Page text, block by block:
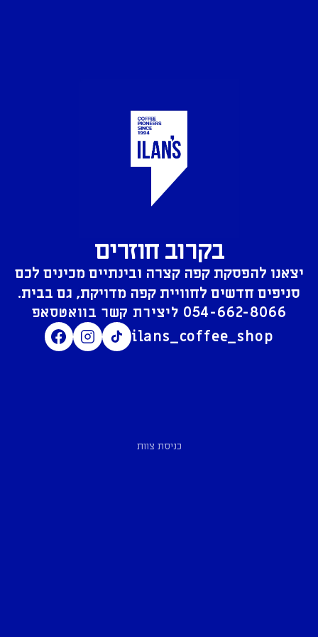
בקרוב חוזרים
יצאנו להפסקת קפה קצרה ובינתיים מכינים לכם
סניפים חדשים לחוויית קפה מדויקת, גם בבית.
054-662-8066
ilans_coffee_shop
כניסת צוות